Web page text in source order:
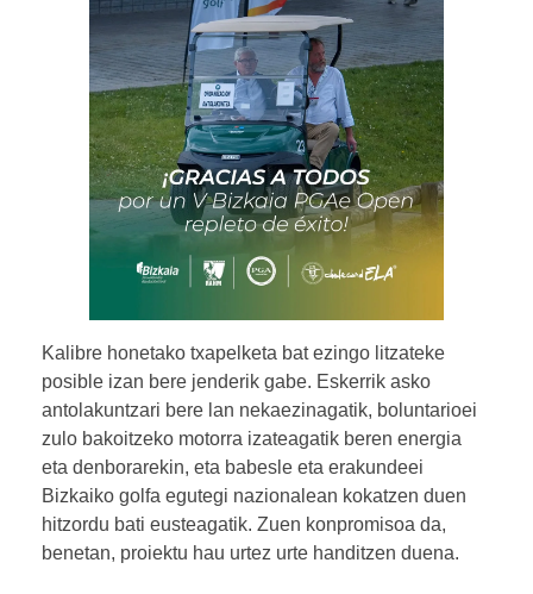
Kalibre honetako txapelketa bat ezingo litzateke
posible izan bere jenderik gabe. Eskerrik asko
antolakuntzari bere lan nekaezinagatik, boluntarioei
zulo bakoitzeko motorra izateagatik beren energia
eta denborarekin, eta babesle eta erakundeei
Bizkaiko golfa egutegi nazionalean kokatzen duen
hitzordu bati eusteagatik. Zuen konpromisoa da,
benetan, proiektu hau urtez urte handitzen duena.